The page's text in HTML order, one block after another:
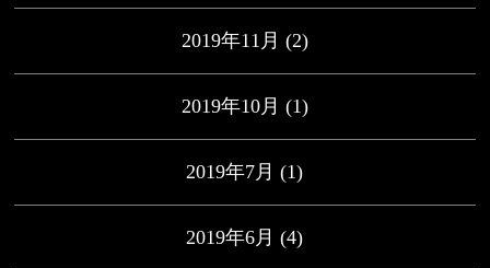
2019年11月 (2)
2019年10月 (1)
2019年7月 (1)
2019年6月 (4)